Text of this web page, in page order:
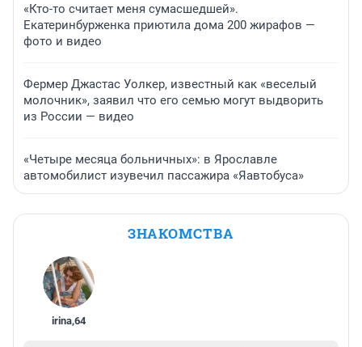
«Кто-то считает меня сумасшедшей».
Екатеринбурженка приютила дома 200 жирафов —
фото и видео
Фермер Джастас Уолкер, известный как «веселый
молочник», заявил что его семью могут выдворить
из России — видео
«Четыре месяца больничных»: в Ярославле
автомобилист изувечил пассажира «Яавтобуса»
ЗНАКОМСТВА
irina,64